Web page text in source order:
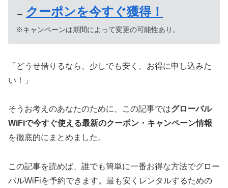
→ クーポンを今すぐ獲得！
※キャンペーンは期間によって変更の可能性あり。
「どうせ借りるなら、少しでも安く、お得に申し込みた
い！」
そうお考えのあなたのために、この記事ではグローバル
WiFiで今すぐ使える最新のクーポン・キャンペーン情報
を徹底的にまとめました。
この記事を読めば、誰でも簡単に一番お得な方法でグロー
バルWiFiを予約できます。最も安くレンタルするための